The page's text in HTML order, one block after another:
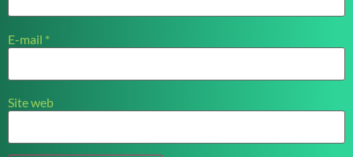
E-mail *
Site web